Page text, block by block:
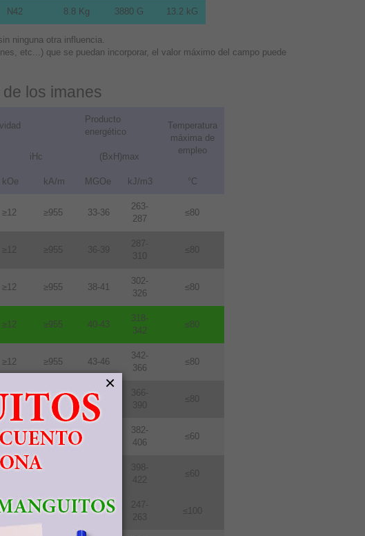
N42 8.8 Kg 3880 G 13.2 kG
ninguna otra influencia.
etc...) que se puedan incorporar, el valor máximo del campo puede
los imanes
Producto
energético
Temperatura
máxima de
empleo
iHc (BxH)max
kOe kA/m MGOe kJ/m3 °C
≥12 ≥955 33-36
263-
287
≤80
≥12 ≥955 36-39
287-
310
≤80
≥12 ≥955 38-41
302-
326
≤80
≥12 ≥955 40-43
318-
342
≤80
≥12 ≥955 43-46
342-
366
≤80
≥12 ≥955 46-49
366-
390
≤80
≥11 ≥876
382-
406
≤60
≥11 ≥876
398-
422
≤60
≥14 ≥1114 31-33
247-
263
≤100
×